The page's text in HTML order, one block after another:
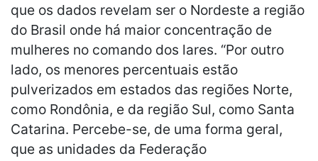
que os dados revelam ser o Nordeste a região
do Brasil onde há maior concentração de
mulheres no comando dos lares. “Por outro
lado, os menores percentuais estão
pulverizados em estados das regiões Norte,
como Rondônia, e da região Sul, como Santa
Catarina. Percebe-se, de uma forma geral,
que as unidades da Federação